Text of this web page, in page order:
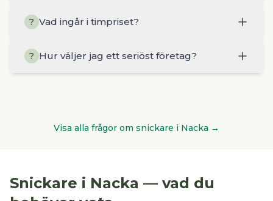
? Vad ingår i timpriset?
? Hur väljer jag ett seriöst företag?
Visa alla frågor om snickare i Nacka →
Snickare i Nacka — vad du